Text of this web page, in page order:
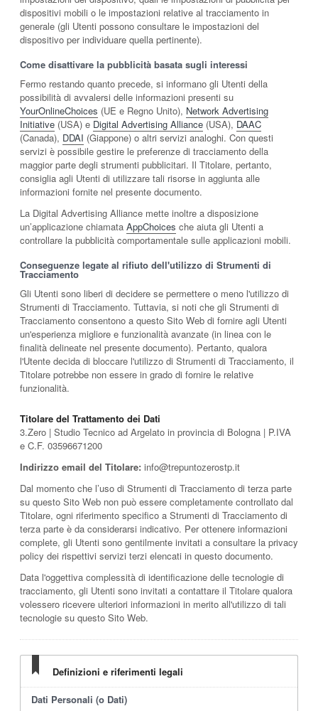
dispositivi mobili o le impostazioni relative al tracciamento in
generale (gli Utenti possono consultare le impostazioni del
dispositivo per individuare quella pertinente).
Come disattivare la pubblicità basata sugli interessi
Fermo restando quanto precede, si informano gli Utenti della
possibilità di avvalersi delle informazioni presenti su
YourOnlineChoices (UE e Regno Unito), Network Advertising
Initiative (USA) e Digital Advertising Alliance (USA), DAAC
(Canada), DDAI (Giappone) o altri servizi analoghi. Con questi
servizi è possibile gestire le preferenze di tracciamento della
maggior parte degli strumenti pubblicitari. Il Titolare, pertanto,
consiglia agli Utenti di utilizzare tali risorse in aggiunta alle
informazioni fornite nel presente documento.
La Digital Advertising Alliance mette inoltre a disposizione
un’applicazione chiamata AppChoices che aiuta gli Utenti a
controllare la pubblicità comportamentale sulle applicazioni mobili.
Conseguenze legate al rifiuto dell'utilizzo di Strumenti di
Tracciamento
Gli Utenti sono liberi di decidere se permettere o meno l'utilizzo di
Strumenti di Tracciamento. Tuttavia, si noti che gli Strumenti di
Tracciamento consentono a questo Sito Web di fornire agli Utenti
un'esperienza migliore e funzionalità avanzate (in linea con le
finalità delineate nel presente documento). Pertanto, qualora
l'Utente decida di bloccare l'utilizzo di Strumenti di Tracciamento, il
Titolare potrebbe non essere in grado di fornire le relative
funzionalità.
Titolare del Trattamento dei Dati
3.Zero | Studio Tecnico ad Argelato in provincia di Bologna | P.IVA
e C.F. 03596671200
Indirizzo email del Titolare: info@trepuntozerostp.it
Dal momento che l’uso di Strumenti di Tracciamento di terza parte
su questo Sito Web non può essere completamente controllato dal
Titolare, ogni riferimento specifico a Strumenti di Tracciamento di
terza parte è da considerarsi indicativo. Per ottenere informazioni
complete, gli Utenti sono gentilmente invitati a consultare la privacy
policy dei rispettivi servizi terzi elencati in questo documento.
Data l'oggettiva complessità di identificazione delle tecnologie di
tracciamento, gli Utenti sono invitati a contattare il Titolare qualora
volessero ricevere ulteriori informazioni in merito all'utilizzo di tali
tecnologie su questo Sito Web.
Definizioni e riferimenti legali
Dati Personali (o Dati)